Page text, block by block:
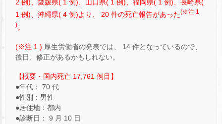
2 例)、愛媛県( 1 例)、山口県( 1 例)、福岡県( 1 例)、長崎県(
1 例)、沖縄県( 4 例)より、 20 件の死亡報告があった(※注 1
)。
(※注 1 ) 厚生労働省の発表では、 14 件となっているので、
後日、修正があるかもしれない。
【概要・国内死亡 17,761 例目】
●年代： 70 代
●性別：男性
●居住地：都内
●診断日： 9 月 10 日